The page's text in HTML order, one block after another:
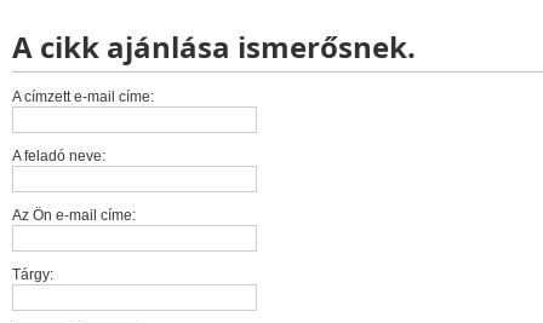
A cikk ajánlása ismerősnek.
A címzett e-mail címe:
A feladó neve:
Az Ön e-mail címe:
Tárgy: